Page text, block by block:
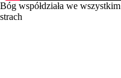
Bóg współdziała we
strach